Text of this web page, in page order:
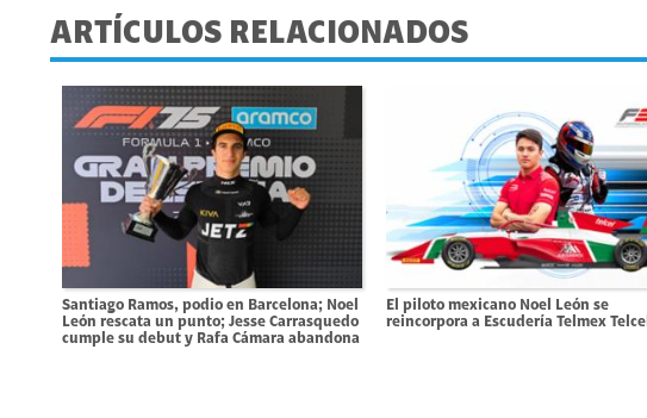
ARTÍCULOS RELACIONADOS
Santiago Ramos, podio en Barcelona; Noel
León rescata un punto; Jesse Carrasquedo
cumple su debut y Rafa Cámara abandona
El piloto mexicano Noel León se
reincorpora a Escudería Telmex Telcel